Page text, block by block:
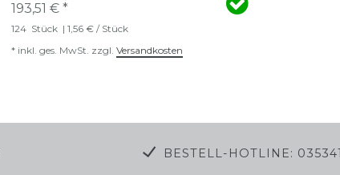
193,51 € *
124 Stück | 1,56 € / Stück
* inkl. ges. MwSt. zzgl. Versandkosten
BESTELL-HOTLINE: